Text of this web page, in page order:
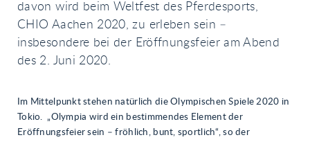
davon wird beim Weltfest des Pferdesports,
CHIO Aachen 2020, zu erleben sein –
insbesondere bei der Eröffnungsfeier am Abend
des 2. Juni 2020.
Im Mittelpunkt stehen natürlich die Olympischen Spiele 2020 in
Tokio. „Olympia wird ein bestimmendes Element der
Eröffnungsfeier sein – fröhlich, bunt, sportlich“, so der